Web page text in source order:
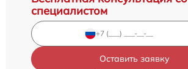
специалистом
Оставить заявку